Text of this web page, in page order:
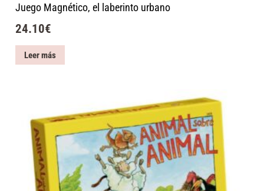
Juego Magnético, el laberinto urbano
24.10€
Leer más